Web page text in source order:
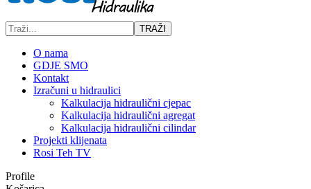
TRAŽI
O nama
GDJE SMO
Kontakt
Izračuni u hidraulici
Kalkulacija hidraulični cjepac
Kalkulacija hidraulični agregat
Kalkulacija hidraulični cilindar
Projekti klijenata
Rosi Teh TV
Profile